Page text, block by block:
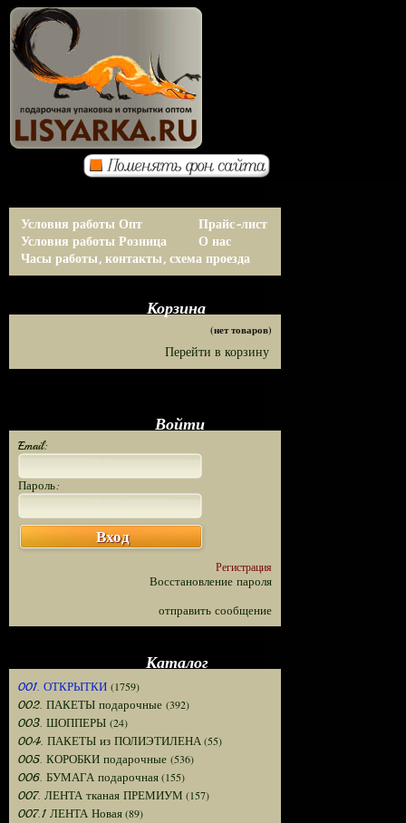
Условия работы Опт
Условия работы Розница
Прайс-лист
О нас
Часы работы, контакты, схема проезда
Корзина
(нет товаров)
Перейти в корзину
Войти
Email:
Пароль:
Вход
Регистрация
Восстановление пароля
отправить сообщение
Каталог
001. ОТКРЫТКИ (1759)
002. ПАКЕТЫ подарочные (392)
003. ШОППЕРЫ (24)
004. ПАКЕТЫ из ПОЛИЭТИЛЕНА(55)
005. КОРОБКИ подарочные (536)
006. БУМАГА подарочная(155)
007. ЛЕНТА тканая ПРЕМИУМ (157)
007.1 ЛЕНТА Новая(89)